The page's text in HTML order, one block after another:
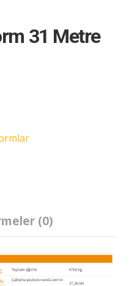
31 Metre
(0)